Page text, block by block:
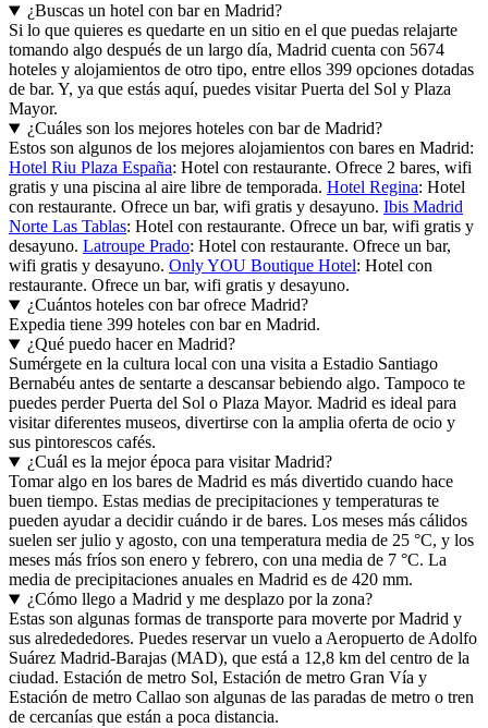
¿Buscas un hotel con bar en Madrid?
Si lo que quieres es quedarte en un sitio en el que puedas relajarte
tomando algo después de un largo día, Madrid cuenta con 5674
hoteles y alojamientos de otro tipo, entre ellos 399 opciones dotadas
de bar. Y, ya que estás aquí, puedes visitar Puerta del Sol y Plaza
Mayor.
¿Cuáles son los mejores hoteles con bar de Madrid?
Estos son algunos de los mejores alojamientos con bares en Madrid:
Hotel Riu Plaza España: Hotel con restaurante. Ofrece 2 bares, wifi
gratis y una piscina al aire libre de temporada. Hotel Regina: Hotel
con restaurante. Ofrece un bar, wifi gratis y desayuno. Ibis Madrid
Norte Las Tablas: Hotel con restaurante. Ofrece un bar, wifi gratis y
desayuno. Latroupe Prado: Hotel con restaurante. Ofrece un bar,
wifi gratis y desayuno. Only YOU Boutique Hotel: Hotel con
restaurante. Ofrece un bar, wifi gratis y desayuno.
¿Cuántos hoteles con bar ofrece Madrid?
Expedia tiene 399 hoteles con bar en Madrid.
¿Qué puedo hacer en Madrid?
Sumérgete en la cultura local con una visita a Estadio Santiago
Bernabéu antes de sentarte a descansar bebiendo algo. Tampoco te
puedes perder Puerta del Sol o Plaza Mayor. Madrid es ideal para
visitar diferentes museos, divertirse con la amplia oferta de ocio y
sus pintorescos cafés.
¿Cuál es la mejor época para visitar Madrid?
Tomar algo en los bares de Madrid es más divertido cuando hace
buen tiempo. Estas medias de precipitaciones y temperaturas te
pueden ayudar a decidir cuándo ir de bares. Los meses más cálidos
suelen ser julio y agosto, con una temperatura media de 25 °C, y los
meses más fríos son enero y febrero, con una media de 7 °C. La
media de precipitaciones anuales en Madrid es de 420 mm.
¿Cómo llego a Madrid y me desplazo por la zona?
Estas son algunas formas de transporte para moverte por Madrid y
sus alredededores. Puedes reservar un vuelo a Aeropuerto de Adolfo
Suárez Madrid-Barajas (MAD), que está a 12,8 km del centro de la
ciudad. Estación de metro Sol, Estación de metro Gran Vía y
Estación de metro Callao son algunas de las paradas de metro o tren
de cercanías que están a poca distancia.